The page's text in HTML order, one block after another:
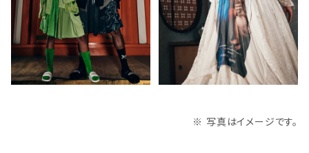
※ 写真はイメージです。